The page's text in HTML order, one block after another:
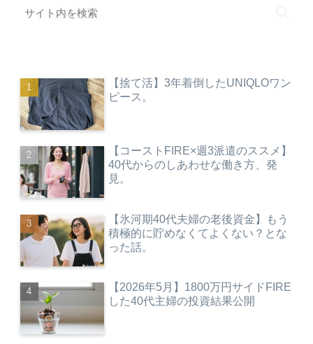
【捨て活】3年着倒したUNIQLOワン
ピース。
【コーストFIRE×週3派遣のススメ】
40代からのしあわせな働き方、発
見。
【氷河期40代夫婦の老後資金】もう
積極的に貯めなくてよくない？とな
った話。
【2026年5月】1800万円サイドFIRE
した40代主婦の投資結果公開